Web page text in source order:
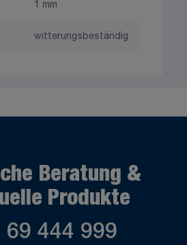
1 mm
witterungsbeständig
Beratung &
Produkte
69 444 999